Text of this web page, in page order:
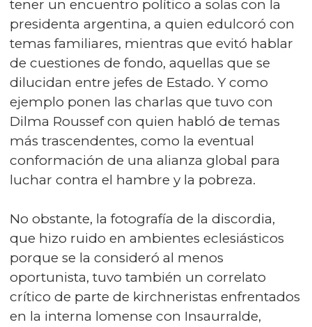
tener un encuentro político a solas con la
presidenta argentina, a quien edulcoró con
temas familiares, mientras que evitó hablar
de cuestiones de fondo, aquellas que se
dilucidan entre jefes de Estado. Y como
ejemplo ponen las charlas que tuvo con
Dilma Roussef con quien habló de temas
más trascendentes, como la eventual
conformación de una alianza global para
luchar contra el hambre y la pobreza.
No obstante, la fotografía de la discordia,
que hizo ruido en ambientes eclesiásticos
porque se la consideró al menos
oportunista, tuvo también un correlato
crítico de parte de kirchneristas enfrentados
en la interna lomense con Insaurralde,